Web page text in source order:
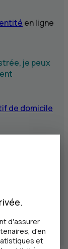
en ligne
je peux
de domicile
1 € pour
d'assurer
d'en
et